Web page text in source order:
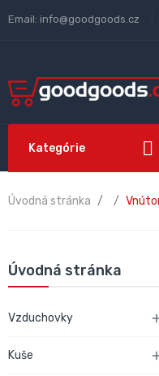
Email: info@goodgoods.cz
Kategórie
Úvodná stránka
Úvodná stránka
Vzduchovky
Kuše